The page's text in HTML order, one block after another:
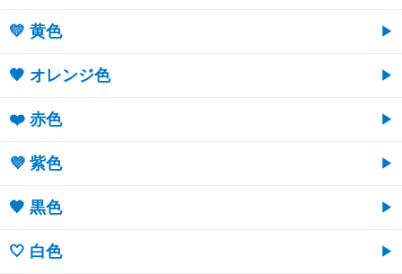
💛 黄色
🧡 オレンジ色
❤️ 赤色
💜 紫色
🖤 黒色
🤍 白色